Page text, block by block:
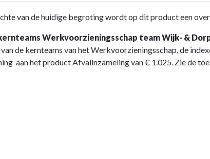
van de huidige begroting wordt op dit product een
Werkvoorzieningsschap team Wijk- &
de kernteams van het Werkvoorzieningsschap, de
aan het product Afvalinzameling van € 1.025. Zie de